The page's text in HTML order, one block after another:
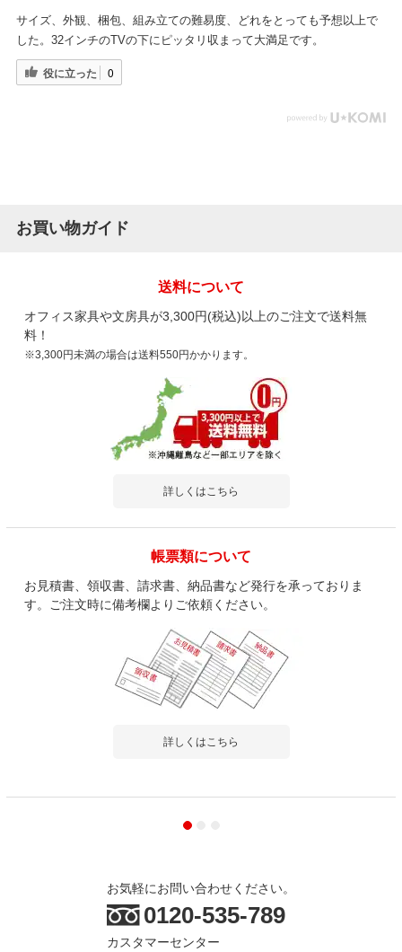
サイズ、外観、梱包、組み立ての難易度、どれをとっても予想以上で
した。32インチのTVの下にピッタリ収まって大満足です。
役に立った 0
お買い物ガイド
送料について
オフィス家具や文房具が3,300円(税込)以上のご注文で送料無
料！
※3,300円未満の場合は送料550円かかります。
詳しくはこちら
帳票類について
お見積書、領収書、請求書、納品書など発行を承っておりま
す。ご注文時に備考欄よりご依頼ください。
詳しくはこちら
お気軽にお問い合わせください。
0120-535-789
カスタマーセンター